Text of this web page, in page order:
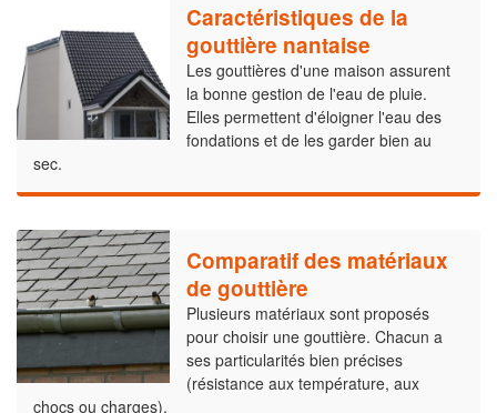
Caractéristiques de la
gouttière nantaise
Les gouttières d'une maison assurent
la bonne gestion de l'eau de pluie.
Elles permettent d'éloigner l'eau des
fondations et de les garder bien au
sec.
Comparatif des matériaux
de gouttière
Plusieurs matériaux sont proposés
pour choisir une gouttière. Chacun a
ses particularités bien précises
(résistance aux température, aux
chocs ou charges).